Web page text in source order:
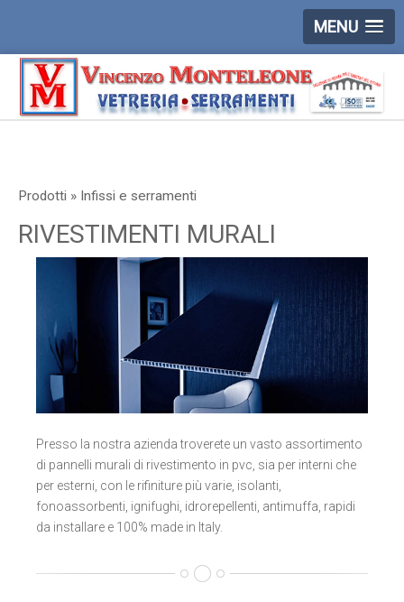
MENU
Prodotti » Infissi e serramenti
RIVESTIMENTI MURALI
Presso la nostra azienda troverete un vasto assortimento
di pannelli murali di rivestimento in pvc, sia per interni che
per esterni, con le rifiniture più varie, isolanti,
fonoassorbenti, ignifughi, idrorepellenti, antimuffa, rapidi
da installare e 100% made in Italy.